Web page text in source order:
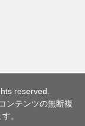
reserved.
ンテンツの無断複
。